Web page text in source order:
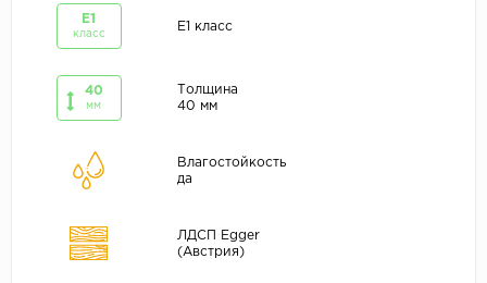
E1
класс
E1 класс
40
мм
Толщина
40 мм
Влагостойкость
да
ЛДСП Egger
(Австрия)